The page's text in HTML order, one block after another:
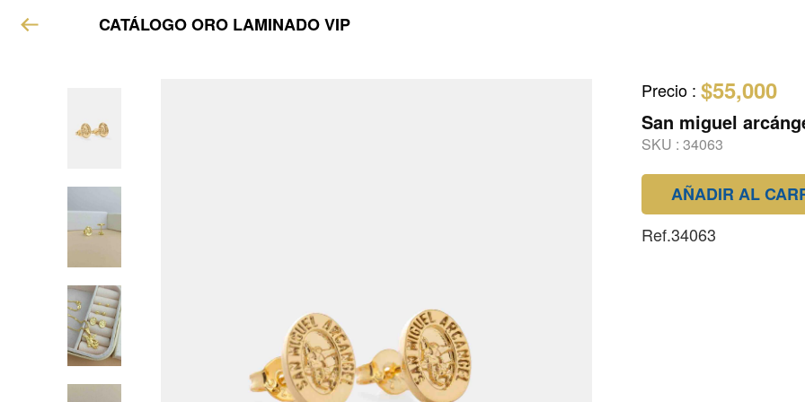
CATÁLOGO ORO LAMINADO VIP
Precio : $55,000
San miguel
SKU : 34063
AÑADIR AL
Ref.34063